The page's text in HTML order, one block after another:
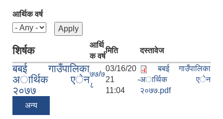
आर्थिक वर्ष
शिर्षक
आर्थि
क वर्ष
मिति दस्तावेज
बबई गाउँपालिका
अार्थिक एेन
२०७७
७७/७
८
03/16/20
21 -
11:04
बबई गाउँपालिका
अार्थिक एेन
२०७७.pdf
अन्य